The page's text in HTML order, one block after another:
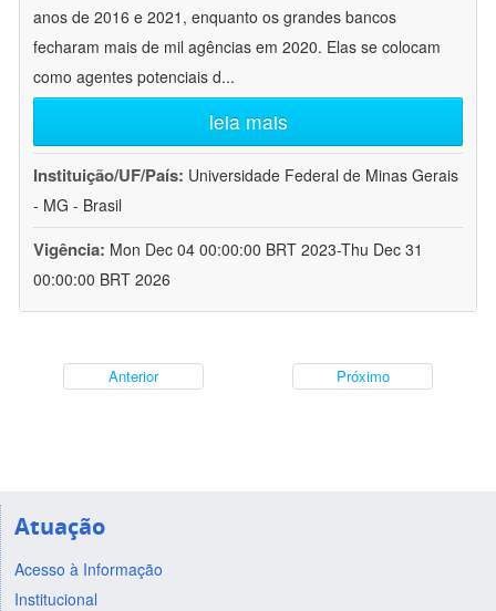
anos de 2016 e 2021, enquanto os grandes bancos
fecharam mais de mil agências em 2020. Elas se colocam
como agentes potenciais d...
leia mais
Instituição/UF/País: Universidade Federal de Minas Gerais
- MG - Brasil
Vigência: Mon Dec 04 00:00:00 BRT 2023-Thu Dec 31
00:00:00 BRT 2026
Anterior Próximo
Atuação
Acesso à Informação
Institucional